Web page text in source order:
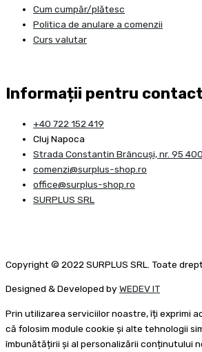
Cum cumpăr/plătesc
Politica de anulare a comenzii
Curs valutar
Informații pentru contact
+40 722 152 419
Cluj Napoca
Strada Constantin Brâncuşi, nr. 95
comenzi@surplus-shop.ro
office@surplus-shop.ro
SURPLUS SRL
Copyright © 2022 SURPLUS SRL. Toate
Designed & Developed by WEDEV IT
Prin utilizarea serviciilor noastre, îți exprimi
că folosim module cookie și alte tehnologii
îmbunătățirii și al personalizării conținutului